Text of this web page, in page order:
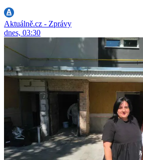
Aktuálně.cz - Zprávy
dnes, 03:30